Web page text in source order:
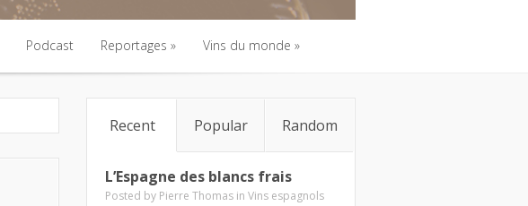
Podcast
Podcast
Reportages
Reportages
Vins du monde
Vins du monde
Recent Popular Random
L’Espagne des blancs frais
Posted by Pierre Thomas in Vins espagnols